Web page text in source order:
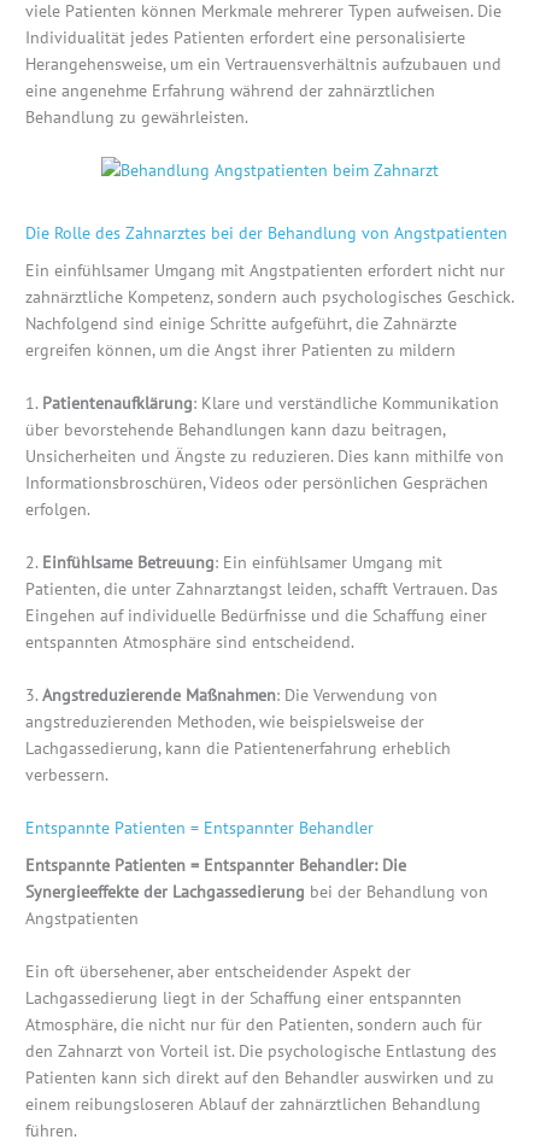
viele Patienten können Merkmale mehrerer Typen aufweisen. Die
Individualität jedes Patienten erfordert eine personalisierte
Herangehensweise, um ein Vertrauensverhältnis aufzubauen und
eine angenehme Erfahrung während der zahnärztlichen
Behandlung zu gewährleisten.
Die Rolle des Zahnarztes bei der Behandlung von Angstpatienten
Ein einfühlsamer Umgang mit Angstpatienten erfordert nicht nur
zahnärztliche Kompetenz, sondern auch psychologisches Geschick.
Nachfolgend sind einige Schritte aufgeführt, die Zahnärzte
ergreifen können, um die Angst ihrer Patienten zu mildern
1. Patientenaufklärung: Klare und verständliche Kommunikation
über bevorstehende Behandlungen kann dazu beitragen,
Unsicherheiten und Ängste zu reduzieren. Dies kann mithilfe von
Informationsbroschüren, Videos oder persönlichen Gesprächen
erfolgen.
2. Einfühlsame Betreuung: Ein einfühlsamer Umgang mit
Patienten, die unter Zahnarztangst leiden, schafft Vertrauen. Das
Eingehen auf individuelle Bedürfnisse und die Schaffung einer
entspannten Atmosphäre sind entscheidend.
3.Angstreduzierende Maßnahmen: Die Verwendung von
angstreduzierenden Methoden, wie beispielsweise der
Lachgassedierung, kann die Patientenerfahrung erheblich
verbessern.
Entspannte Patienten = Entspannter Behandler
Entspannte Patienten = Entspannter Behandler: Die
Synergieeffekte der Lachgassedierung bei der Behandlung von
Angstpatienten
Ein oft übersehener, aber entscheidender Aspekt der
Lachgassedierung liegt in der Schaffung einer entspannten
Atmosphäre, die nicht nur für den Patienten, sondern auch für
den Zahnarzt von Vorteil ist. Die psychologische Entlastung des
Patienten kann sich direkt auf den Behandler auswirken und zu
einem reibungsloseren Ablauf der zahnärztlichen Behandlung
führen.